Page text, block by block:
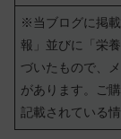
※当ブログに掲
報」並びに「栄
づいたもので、
があります。ご
記載されている